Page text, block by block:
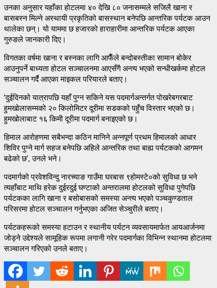
उनका अनुसार यहाँका होटलमा ४० देखि ८० जनासम्मले सजिलै खाना र
बासबस्न मिल्ने अस्थायी प्रकृतिको बासस्थान बनेपछि आन्तरिक पर्यटक आउन
थालेका छन्। यो याममा छ हजारको हाराहारीमा आन्तरिक पर्यटक आएका
गुरुङले जानकारी दिए।
विगतका वर्षमा खाना र बस्नका लागि आफैँले बन्दोबस्तीका सामान बोकेर
आउनुपर्ने बाध्यता होटल सञ्चालनमा आएसँगै अन्त्य भएको सन्धीखर्कमा होटल
सञ्चालन गर्दै आएका माइकल परियारले बताए।
‘दुईदिनको यात्रापछि यहाँ पुग्न सकिने यस पदमार्गअन्तर्गत पोखरेबगरबाट
हुमखोलासम्मको २० किलोमिटर दूरीमा सडकको पहुँच विस्तार भएको छ।
हुमखोलाबाट १६ किमी दूरीमा पदमार्ग बनाइएको छ।
हिमाल आरोहणमा सबैभन्दा कठिन मानिने अन्नपूर्ण प्रथम हिमालको आधार
शिविर पुग्ने मार्ग सहज बनेपछि अहिले आन्तरिक तथा बाह्य पर्यटकको आगमन
बढेको छ’, उनले भने।
पदमार्गको प्रवेशविन्दु नारच्याङ गाउँमा घरबास ९होमस्टे०को सुविधा छ भने
त्यहाँबाट माथि हरेक दुईरदुई घण्टाको अन्तरालमा होटलको सुविधा पुगेपछि
पर्यटकका लागि खाना र बसोबासको समस्या अन्त्य भएको पञ्चकुण्डताल
परिसरमा होटल सञ्चालन गर्नुभएका अजित सेञ्चुरीले बताए।
पर्यटकहरूको समस्या हटाउन र स्थानीय पर्यटन व्यवसायमार्फत आयआर्जनमा
जोड्ने उद्देश्यले सामूहिक रूपमा लगानी गरेर पदमार्गका विभिन्न स्थानमा होटलमा
सञ्चालन गरिएको उनले बताए।